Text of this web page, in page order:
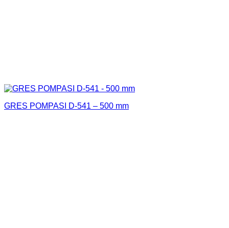
GRES POMPASI D-541 – 500 mm